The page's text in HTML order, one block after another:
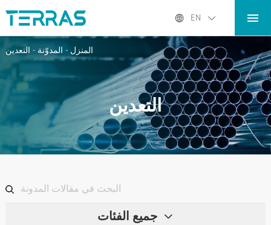
EN
المنزل
المنتجات
التطبيقات
المدوّنة
عنا نحن
الاتصال
المنزل - المدوّنة - التعدين
التعدين
جميع الفئات